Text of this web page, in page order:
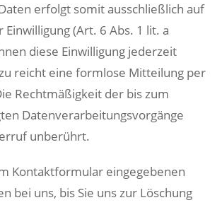
erfolgt somit ausschließlich auf
(Art. 6 Abs. 1 lit. a
diese Einwilligung jederzeit
reicht eine formlose Mitteilung per
Rechtmäßigkeit der bis zum
Datenverarbeitungsvorgänge
unberührt.
Kontaktformular eingegebenen
bei uns, bis Sie uns zur Löschung